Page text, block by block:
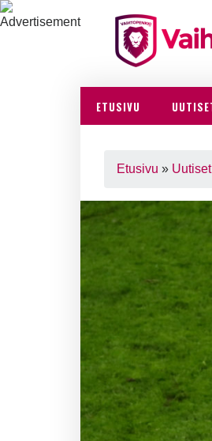
ETUSIVU
Etusivu » Uutiset